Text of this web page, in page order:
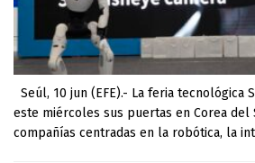
Seúl, 10 jun (EFE).- La feria tecnológica
este miércoles sus puertas en Corea del
compañías centradas en la robótica, la